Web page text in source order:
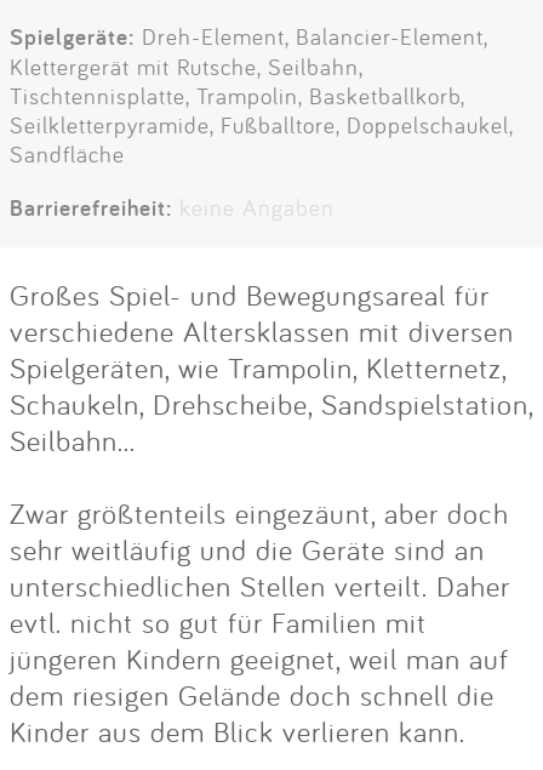
Spielgeräte: Dreh-Element, Balancier-Element,
Klettergerät mit Rutsche, Seilbahn,
Tischtennisplatte, Trampolin, Basketballkorb,
Seilkletterpyramide, Fußballtore, Doppelschaukel,
Sandfläche
Barrierefreiheit: keine Angaben
Großes Spiel- und Bewegungsareal für
verschiedene Altersklassen mit diversen
Spielgeräten, wie Trampolin, Kletternetz,
Schaukeln, Drehscheibe, Sandspielstation,
Seilbahn...
Zwar größtenteils eingezäunt, aber doch
sehr weitläufig und die Geräte sind an
unterschiedlichen Stellen verteilt. Daher
evtl. nicht so gut für Familien mit
jüngeren Kindern geeignet, weil man auf
dem riesigen Gelände doch schnell die
Kinder aus dem Blick verlieren kann.